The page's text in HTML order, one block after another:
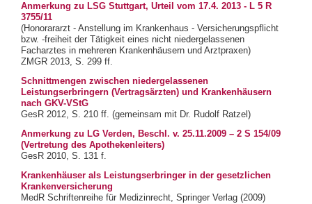
Anmerkung zu LSG Stuttgart, Urteil vom 17.4. 2013 - L 5 R
3755/11
(Honorararzt - Anstellung im Krankenhaus - Versicherungspflicht
bzw. -freiheit der Tätigkeit eines nicht niedergelassenen
Facharztes in mehreren Krankenhäusern und Arztpraxen)
ZMGR 2013, S. 299 ff.
Schnittmengen zwischen niedergelassenen
Leistungserbringern (Vertragsärzten) und Krankenhäusern
nach GKV-VStG
GesR 2012, S. 210 ff. (gemeinsam mit Dr. Rudolf Ratzel)
Anmerkung zu LG Verden, Beschl. v. 25.11.2009 – 2 S 154/09
(Vertretung des Apothekenleiters)
GesR 2010, S. 131 f.
Krankenhäuser als Leistungserbringer in der gesetzlichen
Krankenversicherung
MedR Schriftenreihe für Medizinrecht, Springer Verlag (2009)